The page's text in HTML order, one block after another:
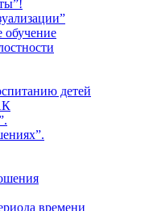
детей
времени